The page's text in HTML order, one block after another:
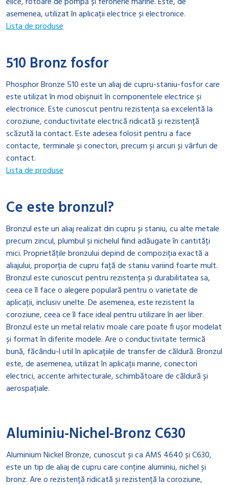
asemenea, utilizat în aplicații electrice și electronice.
Lista de produse
510 Bronz fosfor
Phosphor Bronze 510 este un aliaj de cupru-staniu-fosfor care
este utilizat în mod obișnuit în componentele electrice și
electronice. Este cunoscut pentru rezistența sa excelentă la
coroziune, conductivitate electrică ridicată și rezistență
scăzută la contact. Este adesea folosit pentru a face
contacte, terminale și conectori, precum și arcuri și vârfuri de
contact.
Lista de produse
Ce este bronzul?
Bronzul este un aliaj realizat din cupru și staniu, cu alte metale
precum zincul, plumbul și nichelul fiind adăugate în cantități
mici. Proprietățile bronzului depind de compoziția exactă a
aliajului, proporția de cupru față de staniu variind foarte mult.
Bronzul este cunoscut pentru rezistența și durabilitatea sa,
ceea ce îl face o alegere populară pentru o varietate de
aplicații, inclusiv unelte. De asemenea, este rezistent la
coroziune, ceea ce îl face ideal pentru utilizare în aer liber.
Bronzul este un metal relativ moale care poate fi ușor modelat
și format în diferite modele. Are o conductivitate termică
bună, făcându-l util în aplicațiile de transfer de căldură. Bronzul
este, de asemenea, utilizat în aplicații marine, conectori
electrici, accente arhitecturale, schimbătoare de căldură și
aerospațiale.
Aluminiu-Nichel-Bronz C630
Aluminium Nickel Bronze, cunoscut și ca AMS 4640 și C630,
este un tip de aliaj de cupru care conține aluminiu, nichel și
bronz. Are o rezistență ridicată și rezistență la coroziune,